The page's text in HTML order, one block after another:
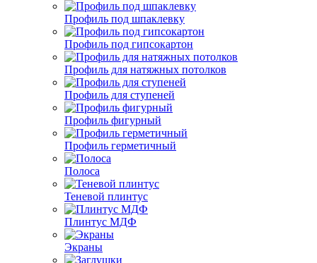
Профиль под шпаклевку
Профиль под гипсокартон
Профиль для натяжных потолков
Профиль для ступеней
Профиль фигурный
Профиль герметичный
Полоса
Теневой плинтус
Плинтус МДФ
Экраны